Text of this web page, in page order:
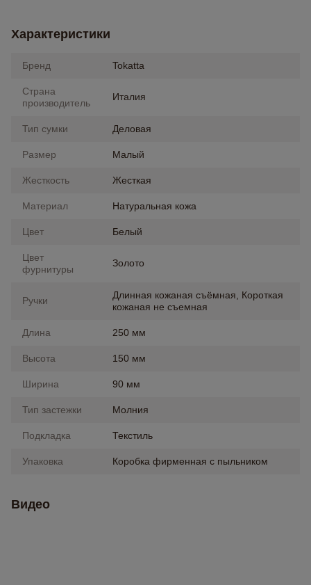
Характеристики
Бренд Tokatta
Страна
производитель
Италия
Тип сумки Деловая
Размер Малый
Жесткость Жесткая
Материал Натуральная кожа
Цвет Белый
Цвет
фурнитуры
Золото
Ручки
Длинная кожаная съёмная, Короткая
кожаная не съемная
Длина 250 мм
Высота 150 мм
Ширина 90 мм
Тип застежки Молния
Подкладка Текстиль
Упаковка Коробка фирменная с пыльником
Видео